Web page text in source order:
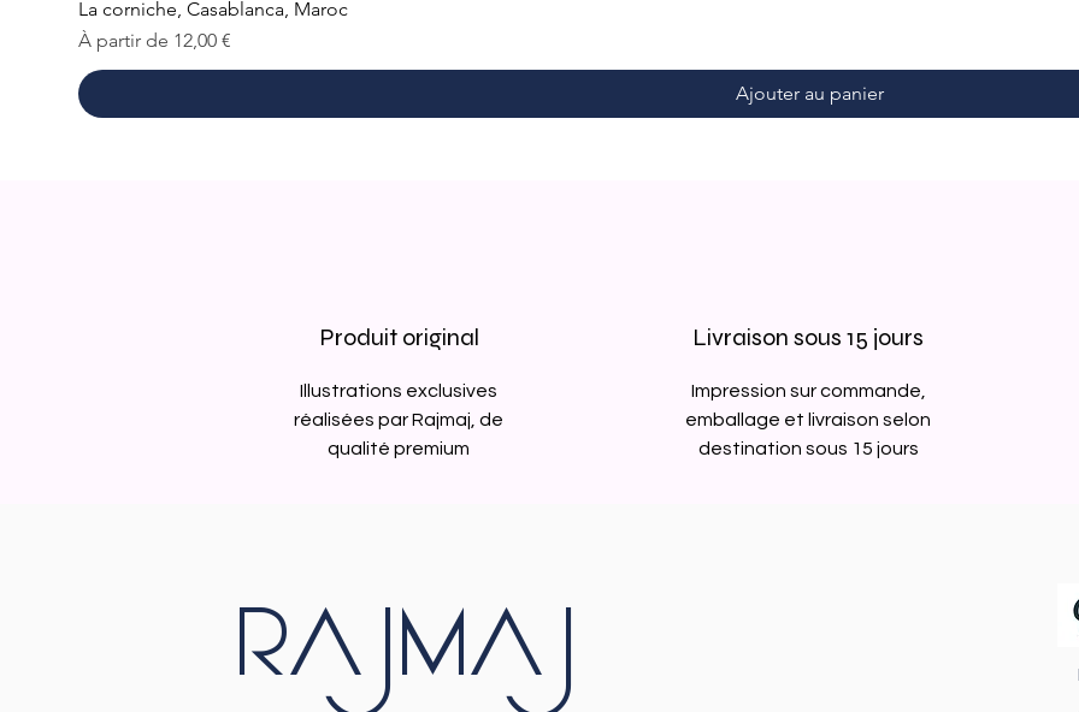
La corniche, Casablanca, Maroc
À partir de 12,00 €
Prix promotionnel
Ajouter au panier
Produit original
Illustrations exclusives
réalisées par Rajmaj, de
qualité premium
Livraison sous 15 jours
Impression sur commande,
emballage et livraison selon
destination sous 15 jours
RAJMAJ